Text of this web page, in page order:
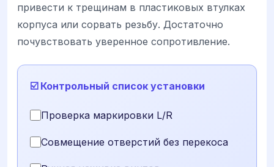
привести к трещинам в пластиковых втулках
корпуса или сорвать резьбу. Достаточно
почувствовать уверенное сопротивление.
☑️ Контрольный список установки
Проверка маркировки L/R
Совмещение отверстий без перекоса